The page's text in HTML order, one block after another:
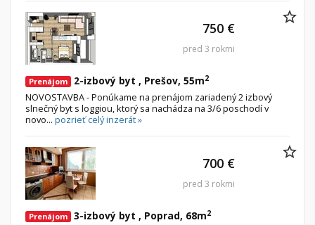
Priemyselný pozemok
Poľnohospodárske pozemky
Záhrada
Iný poľnohospodársky pozemok
Nebytové priestory
Skladové, výrobné
Rekreačné, reštauračné
Filtre
Prenájom 2-izbový byt , Prešov, 55m2
NOVOSTAVBA - Ponúkame na prenájom zariadený 2 izbový
slnečný byt s loggiou, ktorý sa nachádza na 3/6 poschodí v
novo... pozrieť celý inzerát »
750 €
pred 3 rokmi
Prenájom 3-izbový byt , Poprad, 68m2
700 €
pred 3 rokmi